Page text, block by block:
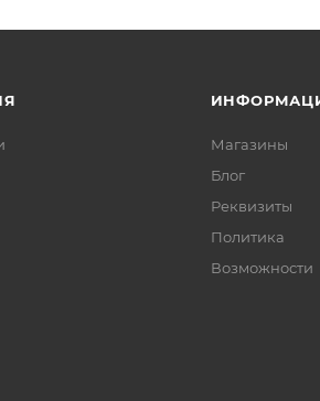
Магазины
Блог
Реквизиты
Политика
Возможности